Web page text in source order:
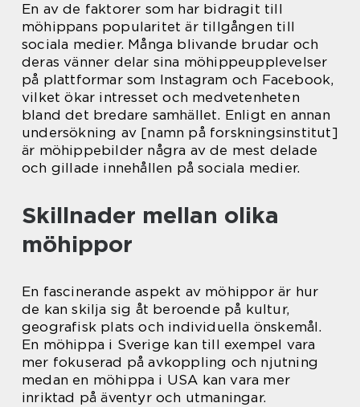
En av de faktorer som har bidragit till
möhippans popularitet är tillgången till
sociala medier. Många blivande brudar och
deras vänner delar sina möhippeupplevelser
på plattformar som Instagram och Facebook,
vilket ökar intresset och medvetenheten
bland det bredare samhället. Enligt en annan
undersökning av [namn på forskningsinstitut]
är möhippebilder några av de mest delade
och gillade innehållen på sociala medier.
Skillnader mellan olika
möhippor
En fascinerande aspekt av möhippor är hur
de kan skilja sig åt beroende på kultur,
geografisk plats och individuella önskemål.
En möhippa i Sverige kan till exempel vara
mer fokuserad på avkoppling och njutning
medan en möhippa i USA kan vara mer
inriktad på äventyr och utmaningar.